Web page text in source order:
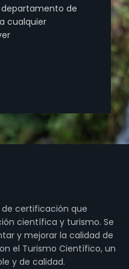
de
cualquier
de certificación que
científica y turismo. Se
y mejorar la calidad de
el Turismo Científico, un
y de calidad.